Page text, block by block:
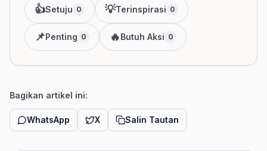
👍Setuju 0 💡Terinspirasi 0
📌Penting 0 🔥Butuh Aksi 0
Bagikan artikel ini:
WhatsApp X Salin Tautan